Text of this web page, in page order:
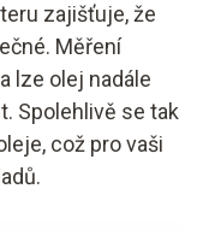
zajišťuje, že
Měření
lze olej nadále
Spolehlivě se tak
což pro vaši